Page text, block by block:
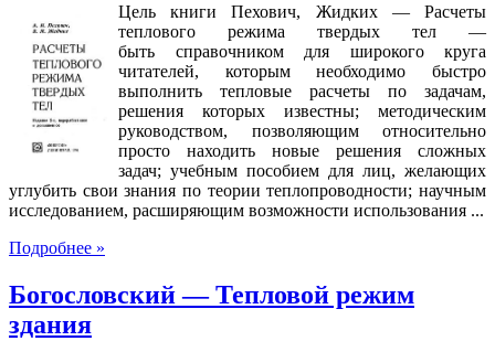
Цель книги Пехович, Жидких — Расчеты
теплового режима твердых тел —
быть справочником для широкого круга
читателей, которым необходимо быстро
выполнить тепловые расчеты по задачам,
решения которых известны; методическим
руководством, позволяющим относительно
просто находить новые решения сложных
задач; учебным пособием для лиц, желающих
углубить свои знания по теории теплопроводности; научным
исследованием, расширяющим возможности использования ...
Подробнее »
Богословский — Тепловой режим
здания